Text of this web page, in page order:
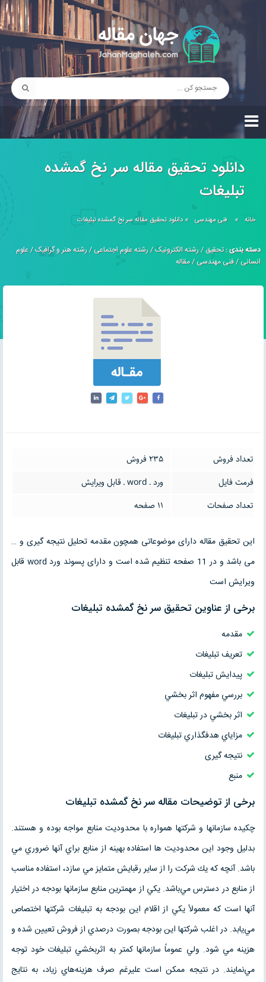
دانلود تحقیق مقاله سر نخ گمشده
تبليغات
خانه » فنی مهندسی »دانلود تحقیق مقاله سر نخ گمشده تبليغات
دسته بندی :تحقیق/رشته الکترونیک/رشته علوم اجتماعی/رشته هنر و گرافیک/علوم
انسانی/فنی مهندسی/مقاله
تعداد فروش
235 فروش
فرمت فایل
ورد ـ word ـ قابل ویرایش
تعداد صفحات
11 صفحه
این تحقیق مقاله دارای موضوعاتی همچون مقدمه تحلیل نتیجه گیری و …
می باشد و در 11 صفحه تنظیم شده است و دارای پسوند ورد word قابل
ویرایش است
برخی از عناوین تحقیق سر نخ گمشده تبليغات
مقدمه
تعريف تبليغات
پيدايش تبليغات
بررسي مفهوم اثر بخشي
اثر بخشي در تبليغات
مزاياي هدفگذاري تبليغات
نتیجه گیری
منبع
برخی از توضیحات مقاله سر نخ گمشده تبليغات
چكيده سازمانها و شركتها همواره با محدوديت منابع مواجه بوده و هستند.
بدليل وجود اين محدوديت ها استفاده بهينه از منابع براي آنها ضروري مي
باشد. آنچه كه يك شركت را از ساير رقبايش متمايز مي سازد، استفاده مناسب
از منابع در دسترس مي‌باشد. يكي از مهمترين منابع سازمانها بودجه در اختيار
آنها است كه معمولاً يكي از اقلام اين بودجه به تبليغات شركتها اختصاص
مي‌يابد. در اغلب شركتها اين بودجه بصورت درصدي از فروش تعيين شده و
هزينه مي شود. ولي عموماً سازمانها كمتر به اثربخشي تبليغات خود توجه
مي‌نمايند. در نتيجه ممكن است عليرغم صرف هزينه‌هاي زياد، به نتايج